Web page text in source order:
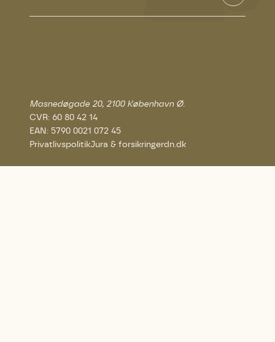
Masnedøgade 20, 2100 København Ø.
CVR: 60 80 42 14
EAN: 5790 0021 072 45
PrivatlivspolitikJura & forsikringerdn.dk